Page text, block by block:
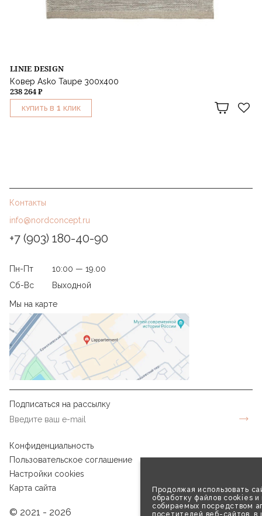
Продолжая использовать
обработку файлов cookies и
собираемых посредством
посетителей веб-сайтов, в
LINIE DESIGN
Ковер Asko Taupe 300x400
238 264 ₽
КУПИТЬ В 1 КЛИК
Контакты
info@nordconcept.ru
+7 (903) 180-40-90
Пн-Пт
10:00 — 19.00
Сб-Вс
Выходной
Мы на карте
Подписаться на рассылку
Конфиденциальность
Пользовательское соглашение
Настройки cookies
Карта сайта
© 2021 - 2026